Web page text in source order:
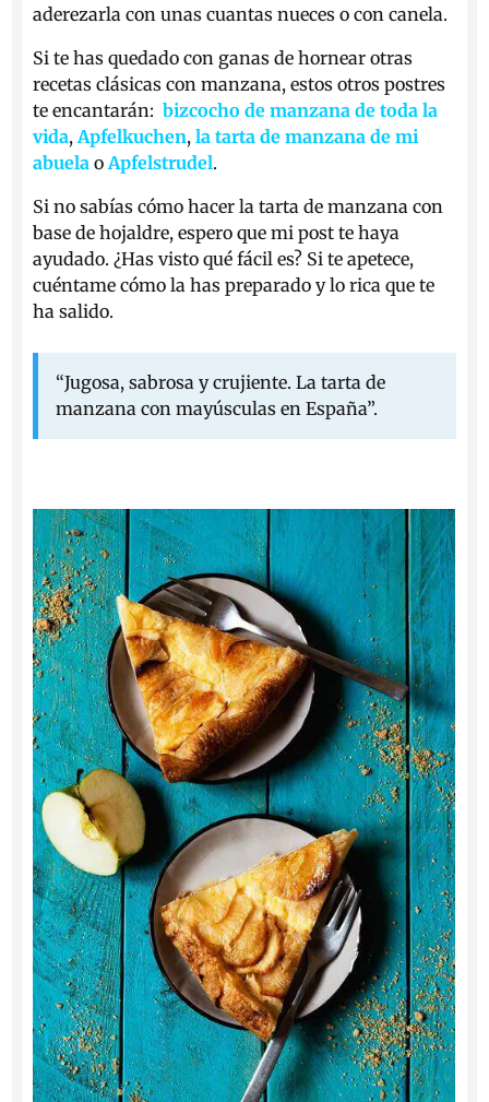
aderezarla con unas cuantas nueces o con canela.
Si te has quedado con ganas de hornear otras
recetas clásicas con manzana, estos otros postres
te encantarán:bizcocho de manzana de toda la
vida,Apfelkuchen,la tarta de manzana de mi
abuela oApfelstrudel.
Si no sabías cómo hacer la tarta de manzana con
base de hojaldre, espero que mi post te haya
ayudado. ¿Has visto qué fácil es? Si te apetece,
cuéntame cómo la has preparado y lo rica que te
ha salido.
“Jugosa, sabrosa y crujiente. La tarta de
manzana con mayúsculas en España”.